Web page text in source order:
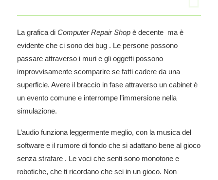
La grafica di Computer Repair Shop è decente ma è
evidente che ci sono dei bug . Le persone possono
passare attraverso i muri e gli oggetti possono
improvvisamente scomparire se fatti cadere da una
superficie. Avere il braccio in fase attraverso un cabinet è
un evento comune e interrompe l’immersione nella
simulazione.
L’audio funziona leggermente meglio, con la musica del
software e il rumore di fondo che si adattano bene al gioco
senza strafare . Le voci che senti sono monotone e
robotiche, che ti ricordano che sei in un gioco. Non